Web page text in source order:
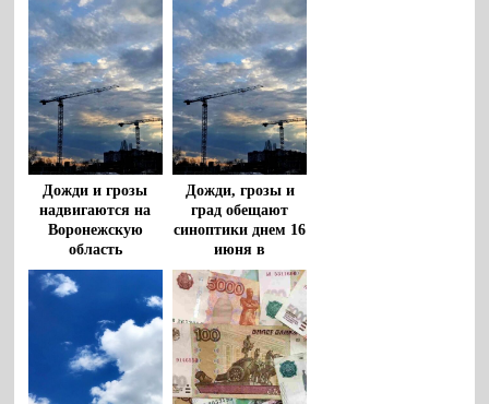
Дожди и грозы
надвигаются на
Воронежскую
область
Дожди, грозы и
град обещают
синоптики днем 16
июня в
Воронежской
области